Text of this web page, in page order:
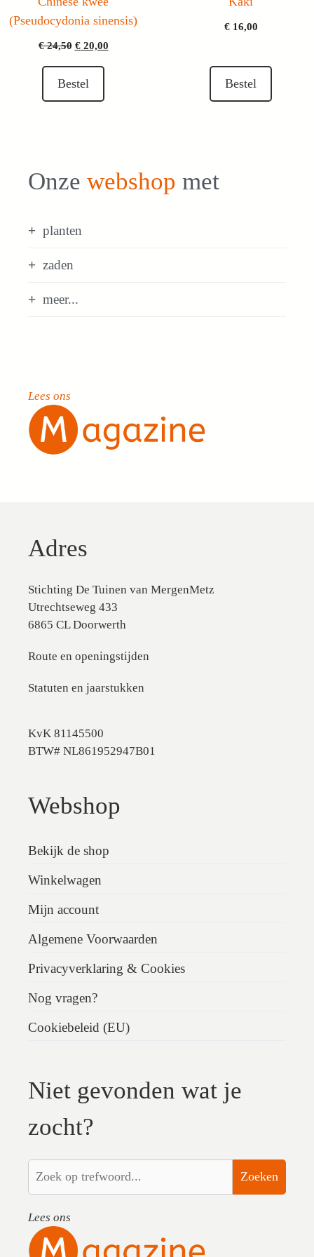
(Pseudocydonia sinensis)
€24,50 Oorspronkelijke
was:
€20,00Huidige
Bestel
€16,00
Bestel
Onze webshop met
planten
zaden
meer...
Lees ons
Adres
Stichting De Tuinen van MergenMetz
Utrechtseweg 433
6865 CL Doorwerth
Route en openingstijden
Statuten en jaarstukken
KvK 81145500
BTW# NL861952947B01
Webshop
Bekijk de shop
Winkelwagen
Mijn account
Algemene Voorwaarden
Privacyverklaring & Cookies
Nog vragen?
Cookiebeleid (EU)
Niet gevonden wat je
zocht?
Zoeken
Lees ons